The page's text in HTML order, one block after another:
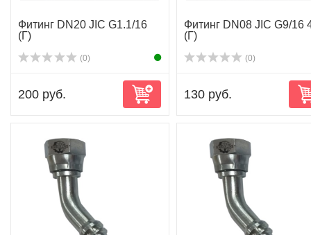
Фитинг DN20 JIC G1.1/16
(Г)
(0)
200 руб.
Фитинг DN08 JIC G9/16
(Г)
(0)
130 руб.